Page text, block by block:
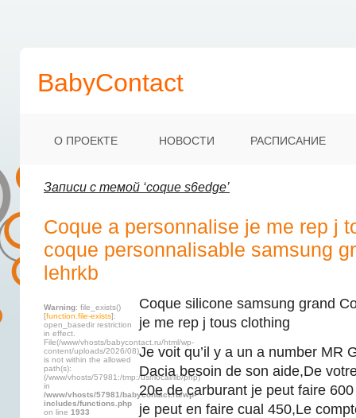
BabyContact
О ПРОЕКТЕ НОВОСТИ РАСПИСАНИЕ
Записи с темой ‘coque s6edge’
Coque a personnalise je me rep j
coque personnalisable samsung
lehrkb
Warning: file_exists()
[function.file-exists]:
open_basedir restriction
in effect.
File(/www/vhosts/babycontact.ru/html/wp-
content/uploads/2026/08)
is not within the allowed
path(s):
(/www/vhosts/57981:/tmp:/usr/local/lib/php)
in
/www/vhosts/57981/babycontact.ru/wp-
includes/functions.php
on line 1933
Coque silicone samsung grand
je me rep j tous clothing
Je voit qu’il y a un a number MR
Dacia besoin de son aide,De
20e de carburant je peut faire
je peut en faire cual 450,Le